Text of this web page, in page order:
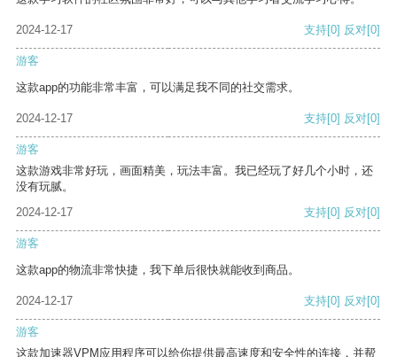
2024-12-17 支持[0] 反对[0]
游客
这款app的功能非常丰富，可以满足我不同的社交需求。
2024-12-17 支持[0] 反对[0]
游客
这款游戏非常好玩，画面精美，玩法丰富。我已经玩了好几个小时，还
没有玩腻。
2024-12-17
支持[0] 反对[0]
游客
这款app的物流非常快捷，我下单后很快就能收到商品。
2024-12-17 支持[0] 反对[0]
游客
这款加速器VPM应用程序可以给你提供最高速度和安全性的连接，并帮